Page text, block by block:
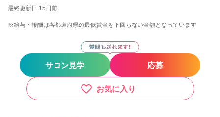
最終更新日:15日前
※給与・報酬は各都道府県の最低賃金を下回らない金額となっています
サロン見学 応募
お気に入り